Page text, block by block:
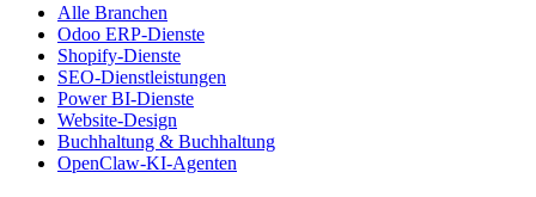
Alle Branchen
Odoo ERP-Dienste
Shopify-Dienste
SEO-Dienstleistungen
Power BI-Dienste
Website-Design
Buchhaltung & Buchhaltung
OpenClaw-KI-Agenten